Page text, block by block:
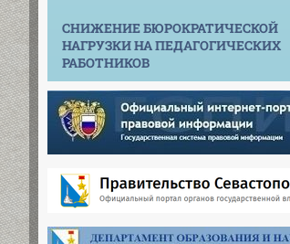
СНИЖЕНИЕ БЮРОКРАТИЧЕСКОЙ
НАГРУЗКИ НА ПЕДАГОГИЧЕСКИХ
РАБОТНИКОВ